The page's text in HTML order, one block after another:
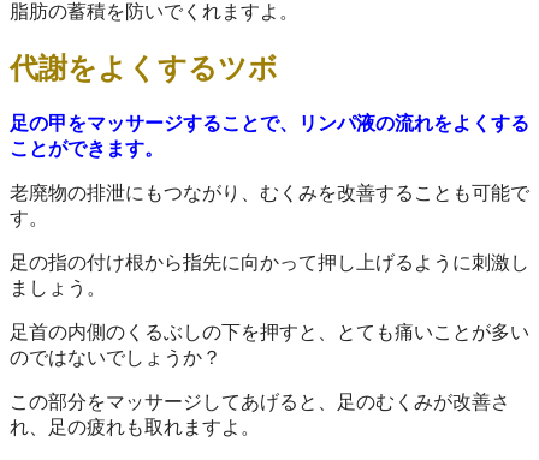
脂肪の蓄積を防いでくれますよ。
代謝をよくするツボ
足の甲をマッサージすることで、リンパ液の流れをよくする
ことができます。
老廃物の排泄にもつながり、むくみを改善することも可能で
す。
足の指の付け根から指先に向かって押し上げるように刺激し
ましょう。
足首の内側のくるぶしの下を押すと、とても痛いことが多い
のではないでしょうか？
この部分をマッサージしてあげると、足のむくみが改善さ
れ、足の疲れも取れますよ。